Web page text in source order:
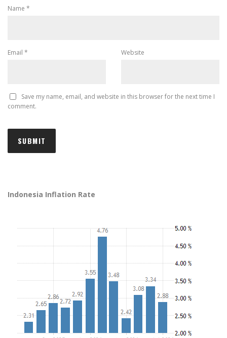
Name *
Email * Website
Save my name, email, and website in this browser for the next time I
comment.
Indonesia Inflation Rate